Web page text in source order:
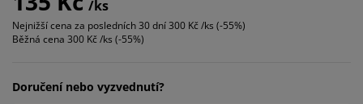
/ks
Nejnižší cena za posledních 30 dní300 Kč /ks (-55%)
Běžná cena 300 Kč /ks (-55%)
Doručení nebo vyzvednutí?